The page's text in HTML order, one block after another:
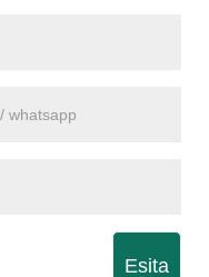
Esita